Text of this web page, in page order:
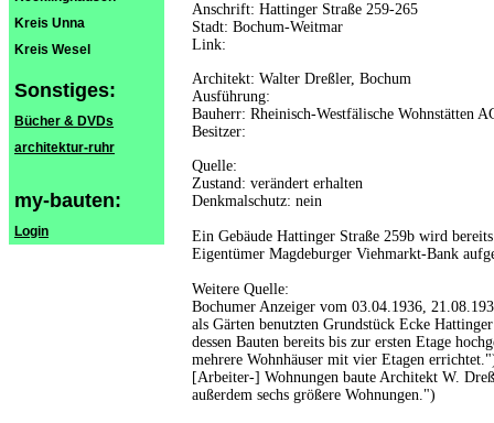
Kreis Unna
Kreis Wesel
Sonstiges:
Bücher & DVDs
architektur-ruhr
my-bauten:
Login
Anschrift: Hattinger Straße 259-265
Stadt: Bochum-Weitmar
Link:
Architekt: Walter Dreßler, Bochum
Ausführung:
Bauherr: Rheinisch-Westfälische Wohnstätten
Besitzer:
Quelle:
Zustand: verändert erhalten
Denkmalschutz: nein
Ein Gebäude Hattinger Straße 259b wird
Eigentümer Magdeburger Viehmarkt-Bank
Weitere Quelle:
Bochumer Anzeiger vom 03.04.1936,
als Gärten benutzten Grundstück Ecke
dessen Bauten bereits bis zur ersten Etage
mehrere Wohnhäuser mit vier Etagen
[Arbeiter-] Wohnungen baute Architekt W.
außerdem sechs größere Wohnungen.")